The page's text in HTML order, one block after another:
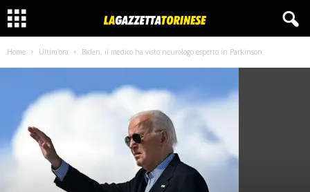
Home Ultim'ora Biden, il medico ha visto neurologo esperto in Parkinson